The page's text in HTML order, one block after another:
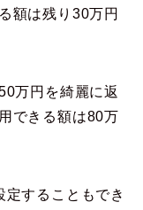
額は残り30万円
万円を綺麗に返
できる額は80万
定することもでき